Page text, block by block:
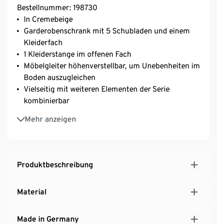
Bestellnummer: 198730
In Cremebeige
Garderobenschrank mit 5 Schubladen und einem
Kleiderfach
1 Kleiderstange im offenen Fach
Möbelgleiter höhenverstellbar, um Unebenheiten im
Boden auszugleichen
Vielseitig mit weiteren Elementen der Serie
kombinierbar
Mehr anzeigen
MADE IN GERMANY
Produktbeschreibung
Material
Made in Germany